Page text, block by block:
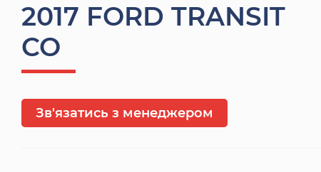
2017 FORD TRANSIT
CO
Зв'язатись з менеджером